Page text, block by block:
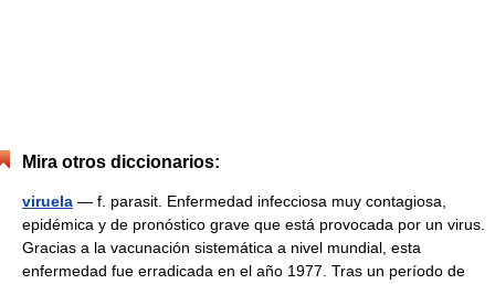
Mira otros diccionarios:
viruela — f. parasit. Enfermedad infecciosa muy contagiosa,
epidémica y de pronóstico grave que está provocada por un virus.
Gracias a la vacunación sistemática a nivel mundial, esta
enfermedad fue erradicada en el año 1977. Tras un período de